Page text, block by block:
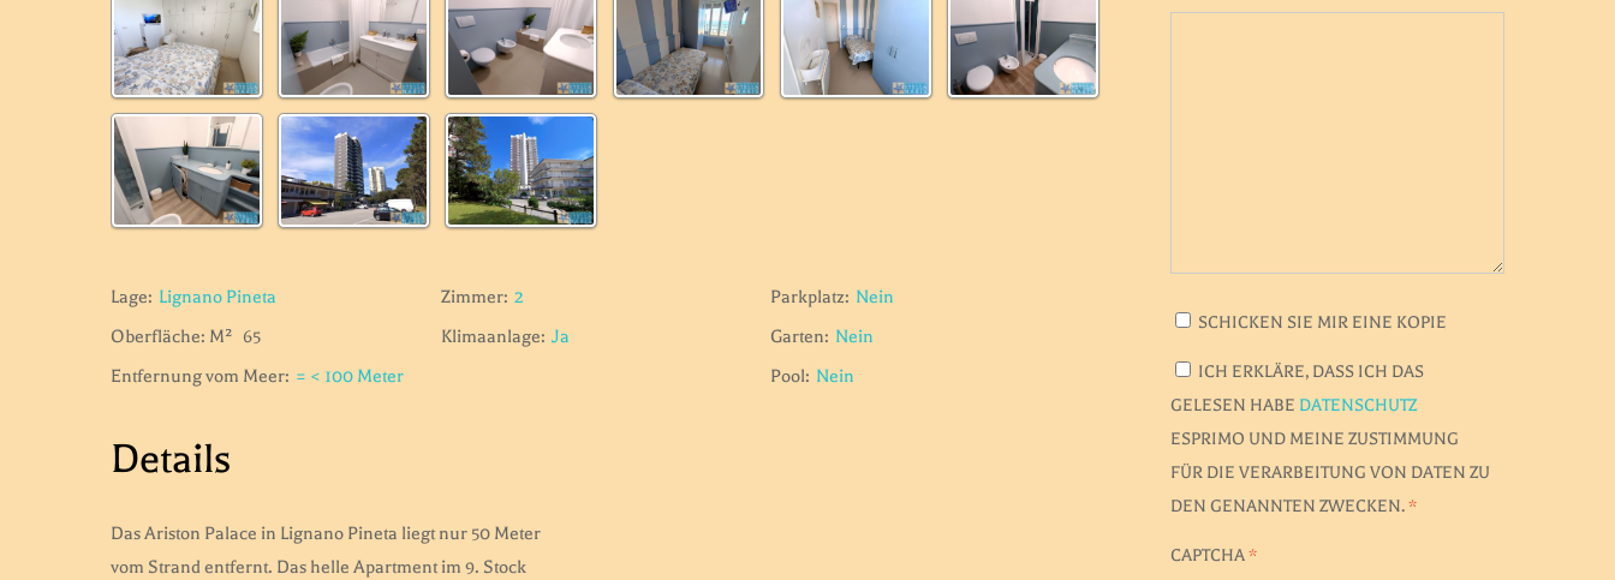
Lage: Lignano Pineta
Oberfläche: M² 65
Entfernung vom Meer: = < 100 Meter
Zimmer: 2
Klimaanlage: Ja
Parkplatz: Nein
Garten: Nein
Pool: Nein
Details
Das Ariston Palace in Lignano Pineta liegt nur 50 Meter
vom Strand entfernt. Das helle Apartment im 9. Stock
SCHICKEN SIE MIR EINE KOPIE
ICH ERKLÄRE, DASS ICH DAS
GELESEN HABE DATENSCHUTZ
ESPRIMO UND MEINE ZUSTIMMUNG
FÜR DIE VERARBEITUNG VON DATEN ZU
DEN GENANNTEN ZWECKEN.*
CAPTCHA*